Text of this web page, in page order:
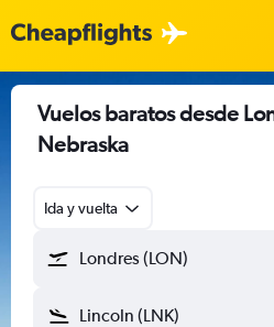
Vuelos baratos desde
Nebraska
Ida y vuelta
Londres (LON)
Lincoln (LNK)